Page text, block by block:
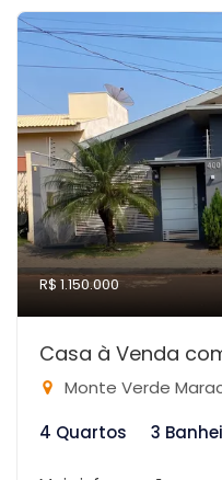
R$ 1.150.000
Casa à Venda
Monte Verde
4 Quartos
3